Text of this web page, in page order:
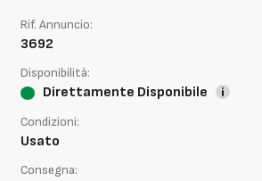
Rif. Annuncio:
3692
Disponibilità:
Direttamente Disponibile
Condizioni:
Usato
Consegna: